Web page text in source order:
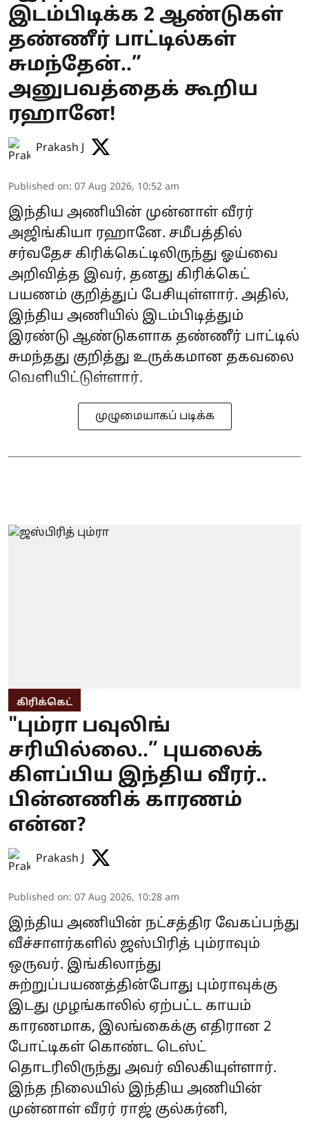
இடம்பிடிக்க 2 ஆண்டுகள்
தண்ணீர் பாட்டில்கள்
சுமந்தேன்..”
அனுபவத்தைக் கூறிய
ரஹானே!
Prakash J
Published on: 07 Aug 2026, 10:52 am
இந்திய அணியின் முன்னாள் வீரர்
அஜிங்கியா ரஹானே. சமீபத்தில்
சர்வதேச கிரிக்கெட்டிலிருந்து ஓய்வை
அறிவித்த இவர், தனது கிரிக்கெட்
பயணம் குறித்துப் பேசியுள்ளார். அதில்,
இந்திய அணியில் இடம்பிடித்தும்
இரண்டு ஆண்டுகளாக தண்ணீர் பாட்டில்
சுமந்தது குறித்து உருக்கமான தகவலை
வெளியிட்டுள்ளார்.
முழுமையாகப் படிக்க
கிரிக்கெட்
"பும்ரா பவுலிங்
சரியில்லை..” புயலைக்
கிளப்பிய இந்திய வீரர்..
பின்னணிக் காரணம்
என்ன?
Prakash J
Published on: 07 Aug 2026, 10:28 am
இந்திய அணியின் நட்சத்திர வேகப்பந்து
வீச்சாளர்களில் ஜஸ்பிரித் பும்ராவும்
ஒருவர். இங்கிலாந்து
சுற்றுப்பயணத்தின்போது பும்ராவுக்கு
இடது முழங்காலில் ஏற்பட்ட காயம்
காரணமாக, இலங்கைக்கு எதிரான 2
போட்டிகள் கொண்ட டெஸ்ட்
தொடரிலிருந்து அவர் விலகியுள்ளார்.
இந்த நிலையில் இந்திய அணியின்
முன்னாள் வீரர் ராஜ் குல்கர்னி,